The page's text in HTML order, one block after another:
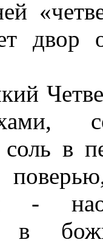
двор
соль в
-
в